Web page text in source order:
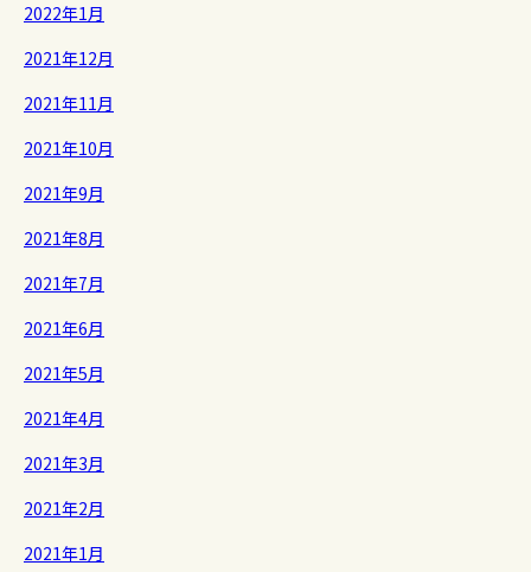
2022年1月
2021年12月
2021年11月
2021年10月
2021年9月
2021年8月
2021年7月
2021年6月
2021年5月
2021年4月
2021年3月
2021年2月
2021年1月